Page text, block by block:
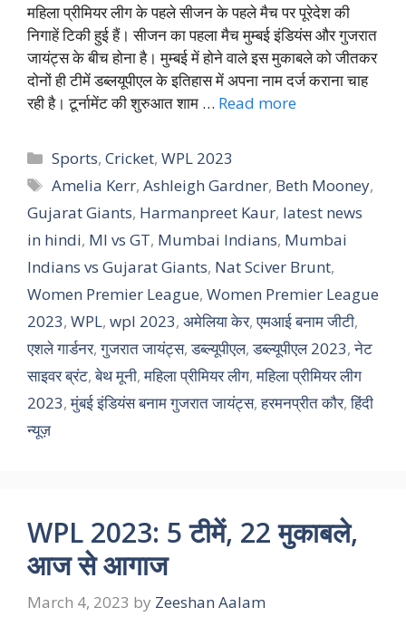
महिला प्रीमियर लीग के पहले सीजन के पहले मैच पर पूरेदेश की
निगाहें टिकी हुई हैं। सीजन का पहला मैच मुम्बई इंडियंस और गुजरात
जायंट्स के बीच होना है। मुम्बई में होने वाले इस मुकाबले को जीतकर
दोनों ही टीमें डब्लयूपीएल के इतिहास में अपना नाम दर्ज कराना चाह
रही है। टूर्नामेंट की शुरुआत शाम … Read more
Categories
Sports,Cricket,WPL 2023
Tags
Amelia Kerr,Ashleigh Gardner, Beth Mooney,
Gujarat Giants, Harmanpreet Kaur, latest news
in hindi, MI vs GT, Mumbai Indians, Mumbai
Indians vs Gujarat Giants, Nat Sciver Brunt,
Women Premier League, Women Premier League
2023, WPL, wpl 2023, अमेलिया केर,एमआई बनाम जीटी,
एशले गार्डनर,गुजरात जायंट्स,डब्ल्यूपीएल,डब्ल्यूपीएल 2023,नेट
साइवर ब्रंट,बेथ मूनी,महिला प्रीमियर लीग,महिला प्रीमियर लीग
2023,मुंबई इंडियंस बनाम गुजरात जायंट्स,हरमनप्रीत कौर,हिंदी
न्यूज़
WPL 2023: 5 टीमें, 22 मुकाबले,
आज से आगाज
March 4, 2023 by Zeeshan Aalam